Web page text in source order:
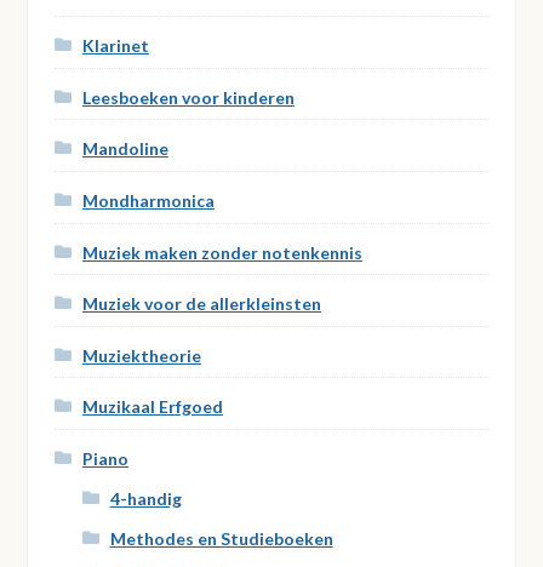
Klarinet
Leesboeken voor kinderen
Mandoline
Mondharmonica
Muziek maken zonder notenkennis
Muziek voor de allerkleinsten
Muziektheorie
Muzikaal Erfgoed
Piano
4-handig
Methodes en Studieboeken